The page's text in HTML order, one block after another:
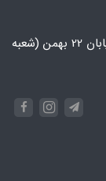
تهران، پونک، خیابان ایران زمین جنوبی، خیابان 22 بهمن (شعبه